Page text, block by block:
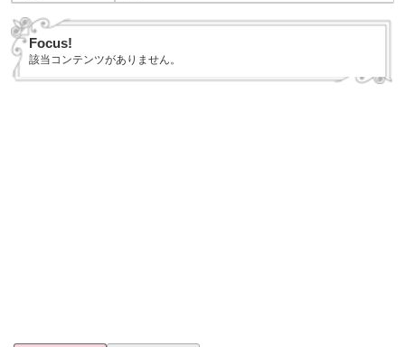
Focus!
該当コンテンツがありません。